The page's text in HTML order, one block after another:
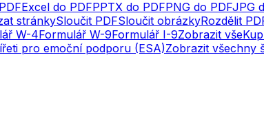
Excel do PDFPPTX do PDFPNG do PDFJPG
stránkySloučit PDFSloučit obrázkyRozdělit
W-4Formulář W-9Formulář I-9Zobrazit vše
pro emoční podporu (ESA)Zobrazit všechny